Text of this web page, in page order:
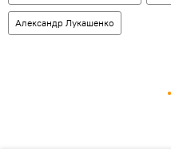
Александр Лукашенко